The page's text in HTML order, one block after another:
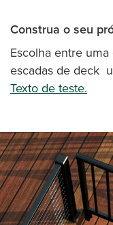
Construa o seu
Escolha entre
escadas de deck
Texto de teste.